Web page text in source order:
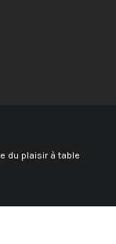
du plaisir à table